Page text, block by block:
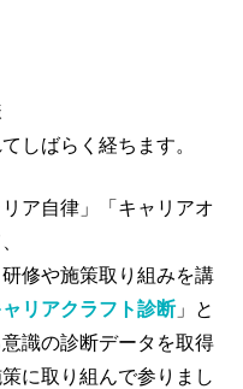
しばらく経ちます。
ア自律」「キャリアオ
修や施策取り組みを講
ャリアクラフト診断」と
識の診断データを取得
に取り組んで参りまし